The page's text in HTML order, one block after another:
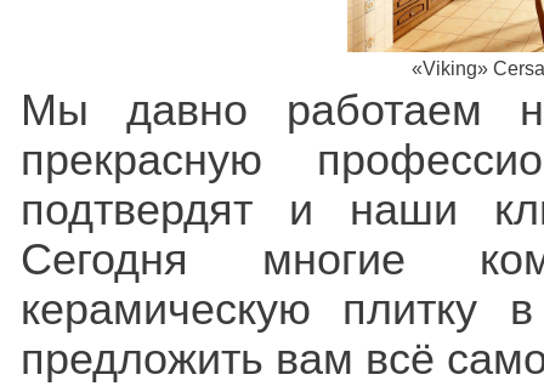
«Viking»
Мы давно работаем
прекрасную
подтвердят и наши
Сегодня многие
керамическую
предложить вам всё